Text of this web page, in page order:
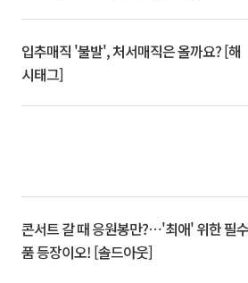
입추매직 '불발', 처서매직은 올까요? [해
시태그]
콘서트 갈 때 응원봉만?⋯'최애' 위한 필수
품 등장이오! [솔드아웃]